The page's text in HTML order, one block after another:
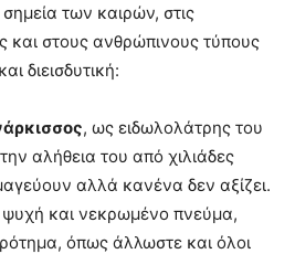
των καιρών, στις
και στους ανθρώπινους τύπους
διεισδυτική:
, ως ειδωλολάτρης του
αλήθεια του από χιλιάδες
αλλά κανένα δεν αξίζει.
και νεκρωμένο πνεύμα,
όπως άλλωστε και όλοι